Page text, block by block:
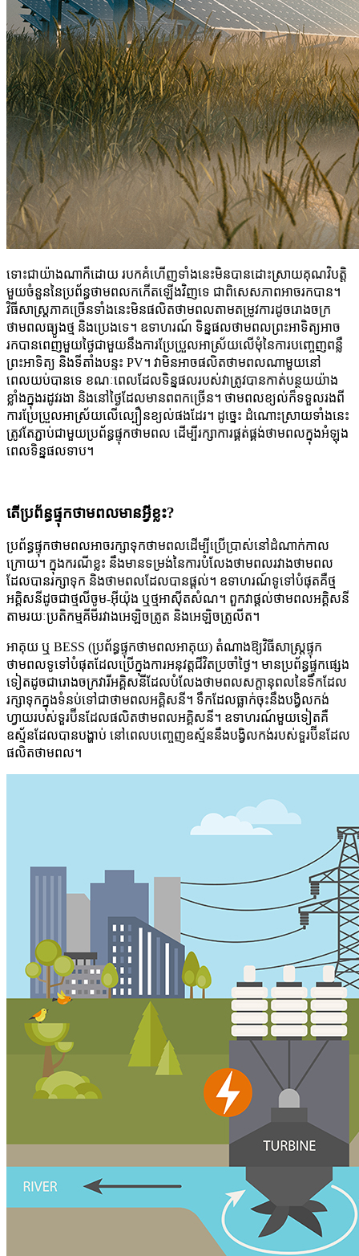
ទោះជាយ៉ាងណាក៏ដោយ របកគំហើញទាំងនេះមិនបានដោះស្រាយគុណវិបត្តិ
មួយចំនួននៃប្រព័ន្ធថាមពលកកើតឡើងវិញទេ ជាពិសេសភាពអាចរកបាន។
វិធីសាស្រ្តភាគច្រើនទាំងនេះមិនផលិតថាមពលតាមតម្រូវការដូចរោងចក្រ
ថាមពលធ្យូងថ្ម និងប្រេងទេ។ ឧទាហរណ៍ ទិន្នផលថាមពលព្រះអាទិត្យអាច
រកបានពេញមួយថ្ងៃជាមួយនឹងការប្រែប្រួលអាស្រ័យលើមុំនៃការបញ្ចេញពន្លឺ
ព្រះអាទិត្យ និងទីតាំងបន្ទះ PV។ វាមិនអាចផលិតថាមពលណាមួយនៅ
ពេលយប់បានទេ ខណៈពេលដែលទិន្នផលរបស់វាត្រូវបានកាត់បន្ថយយ៉ាង
ខ្លាំងក្នុងរដូវរងា និងនៅថ្ងៃដែលមានពពកច្រើន។ ថាមពលខ្យល់ក៏ទទួលរងពី
ការប្រែប្រួលអាស្រ័យលើល្បឿនខ្យល់ផងដែរ។ ដូច្នេះ ដំណោះស្រាយទាំងនេះ
ត្រូវតែភ្ជាប់ជាមួយប្រព័ន្ធផ្ទុកថាមពល ដើម្បីរក្សាការផ្គត់ផ្គង់ថាមពលក្នុងអំឡុង
ពេលទិន្នផលទាប។
តើប្រព័ន្ធផ្ទុកថាមពលមានអ្វីខ្លះ?
ប្រព័ន្ធផ្ទុកថាមពលអាចរក្សាទុកថាមពលដើម្បីប្រើប្រាស់នៅដំណាក់កាល
ក្រោយ។ ក្នុងករណីខ្លះ នឹងមានទម្រង់នៃការបំលែងថាមពលរវាងថាមពល
ដែលបានរក្សាទុក និងថាមពលដែលបានផ្តល់។ ឧទាហរណ៍ទូទៅបំផុតគឺថ្ម
អគ្គិសនីដូចជាថ្មលីចូម-អ៊ីយ៉ុង ឬថ្មអាស៊ីតសំណ។ ពួកវាផ្តល់ថាមពលអគ្គិសនី
តាមរយៈប្រតិកម្មគីមីរវាងអេឡិចត្រូត និងអេឡិចត្រូលីត។
អាគុយ ឬ BESS (ប្រព័ន្ធផ្ទុកថាមពលអាគុយ) តំណាងឱ្យវិធីសាស្ត្រផ្ទុក
ថាមពលទូទៅបំផុតដែលប្រើក្នុងការអនុវត្តជីវិតប្រចាំថ្ងៃ។ មានប្រព័ន្ធផ្ទុកផ្សេង
ទៀតដូចជារោងចក្រវារីអគ្គិសនីដែលបំលែងថាមពលសក្តានុពលនៃទឹកដែល
រក្សាទុកក្នុងទំនប់ទៅជាថាមពលអគ្គិសនី។ ទឹកដែលធ្លាក់ចុះនឹងបង្វិលកង់
ហ្វាយរបស់ទួរប៊ីនដែលផលិតថាមពលអគ្គិសនី។ ឧទាហរណ៍មួយទៀតគឺ
ឧស្ម័នដែលបានបង្ហាប់ នៅពេលបញ្ចេញឧស្ម័ននឹងបង្វិលកង់របស់ទួរប៊ីនដែល
ផលិតថាមពល។